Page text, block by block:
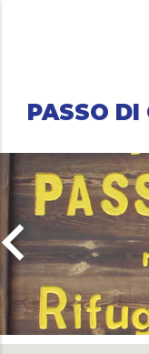
PASSO DI